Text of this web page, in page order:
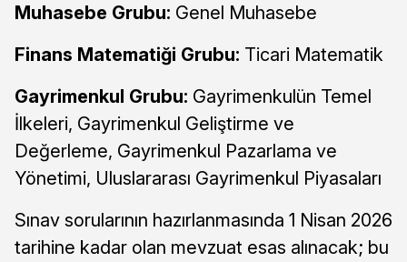
Muhasebe Grubu: Genel Muhasebe
Finans Matematiği Grubu: Ticari Matematik
Gayrimenkul Grubu: Gayrimenkulün Temel
İlkeleri, Gayrimenkul Geliştirme ve
Değerleme, Gayrimenkul Pazarlama ve
Yönetimi, Uluslararası Gayrimenkul Piyasaları
Sınav sorularının hazırlanmasında 1 Nisan 2026
tarihine kadar olan mevzuat esas alınacak; bu